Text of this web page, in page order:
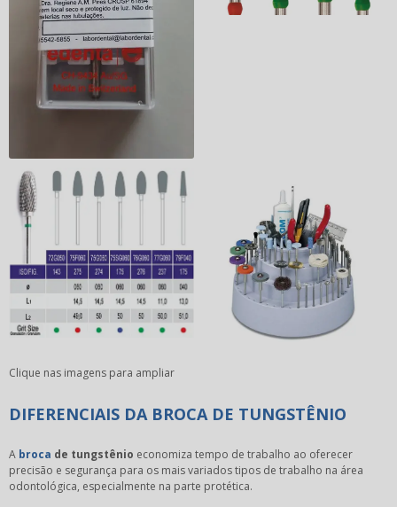
Clique nas imagens para ampliar
DIFERENCIAIS DA BROCA DE TUNGSTÊNIO
A broca de tungstênio economiza tempo de trabalho ao oferecer
precisão e segurança para os mais variados tipos de trabalho na área
odontológica, especialmente na parte protética.